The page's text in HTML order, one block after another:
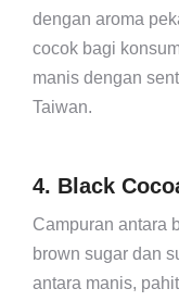
dengan aroma
cocok bagi
manis dengan
Taiwan.
4. Black
Campuran antara
brown sugar dan
antara manis,